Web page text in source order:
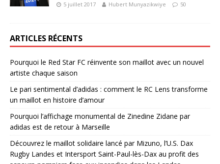
5 juillet 2017 Hubert Munyazikwiye 50
ARTICLES RÉCENTS
Pourquoi le Red Star FC réinvente son maillot avec un nouvel
artiste chaque saison
Le pari sentimental d’adidas : comment le RC Lens transforme
un maillot en histoire d’amour
Pourquoi l’affichage monumental de Zinedine Zidane par
adidas est de retour à Marseille
Découvrez le maillot solidaire lancé par Mizuno, l’U.S. Dax
Rugby Landes et Intersport Saint-Paul-lès-Dax au profit des